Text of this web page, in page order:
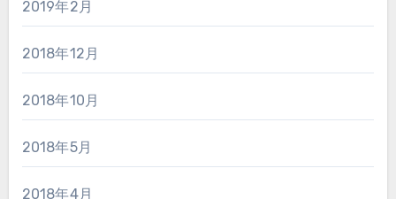
2019年2月
2018年12月
2018年10月
2018年5月
2018年4月